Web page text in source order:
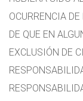
OCURRENCIA
DE QUE EN
EXCLUSIÓN DE